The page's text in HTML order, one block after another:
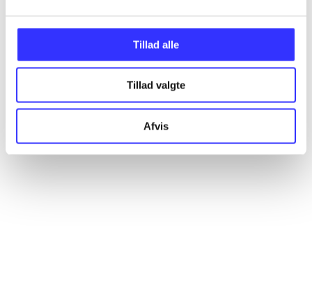
Tillad alle
Tillad valgte
Afvis
...